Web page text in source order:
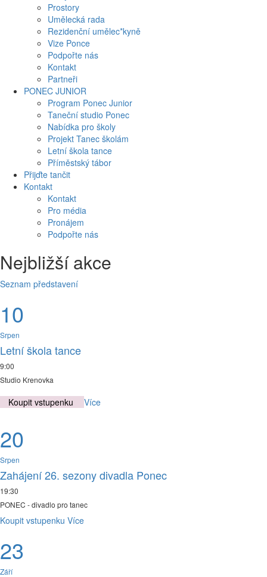
Prostory
Umělecká rada
Rezidenční umělec*kyně
Vize Ponce
Podpořte nás
Kontakt
Partneři
PONEC JUNIOR
Program Ponec Junior
Taneční studio Ponec
Nabídka pro školy
Projekt Tanec školám
Letní škola tance
Příměstský tábor
Přijďte tančit
Kontakt
Kontakt
Pro média
Pronájem
Podpořte nás
Nejbližší akce
Seznam představení
10
Srpen
Letní škola tance
9:00
Studio Krenovka
Koupit vstupenku Více
20
Srpen
Zahájení 26. sezony divadla Ponec
19:30
PONEC - divadlo pro tanec
Koupit vstupenku Více
23
Září